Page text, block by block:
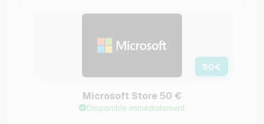
50€
Microsoft Store 50 €
Disponible immédiatement